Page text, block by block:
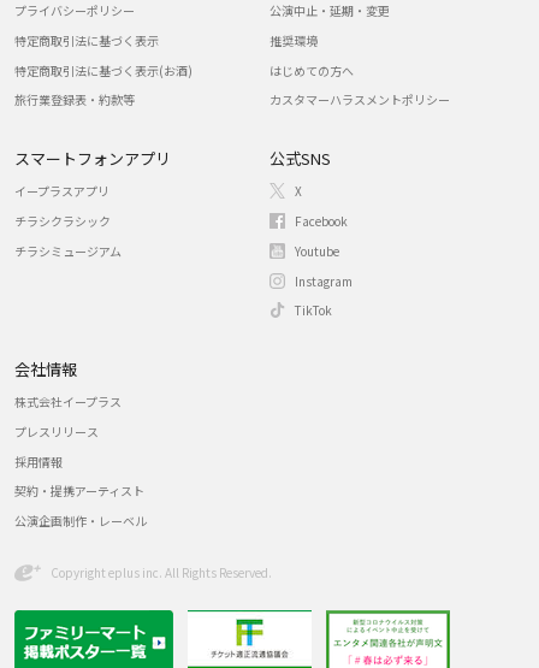
プライバシーポリシー
特定商取引法に基づく表示
特定商取引法に基づく表示(お酒)
旅行業登録表・約款等
公演中止・延期・変更
推奨環境
はじめての方へ
カスタマーハラスメントポリシー
スマートフォンアプリ
イープラスアプリ
チラシクラシック
チラシミュージアム
公式SNS
X
Facebook
Youtube
Instagram
TikTok
会社情報
株式会社イープラス
プレスリリース
採用情報
契約・提携アーティスト
公演企画制作・レーベル
Copyright eplus inc. All Rights Reserved.